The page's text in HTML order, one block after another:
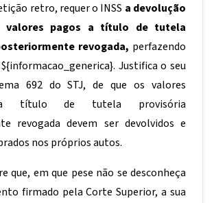
retro, requer o INSS a devolução
pagos a título de tutela
revogada, perfazendo
${informacao_generica}. Justifica o seu
692 do STJ, de que os valores
a título de tutela provisória
revogada devem ser devolvidos e
nos próprios autos.
que, em que pese não se desconheça
firmado pela Corte Superior, a sua